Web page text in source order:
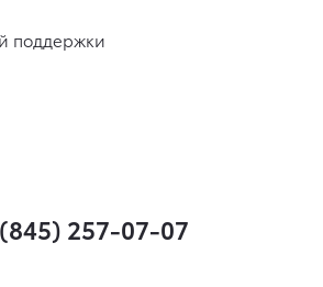
поддержки
257-07-07